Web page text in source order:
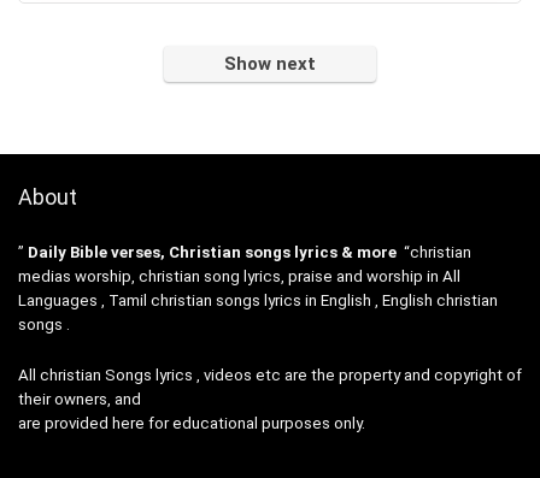
Show next
About
” Daily Bible verses, Christian songs lyrics & more “christian
medias worship, christian song lyrics, praise and worship in All
Languages , Tamil christian songs lyrics in English , English christian
songs .
All christian Songs lyrics , videos etc are the property and copyright of
their owners, and
are provided here for educational purposes only.